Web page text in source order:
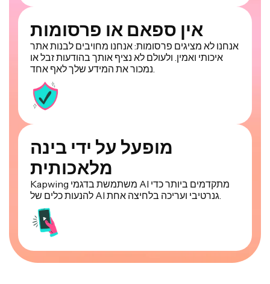
אין ספאם או פרסומות
אנחנו לא מציגים פרסומות: אנחנו מחויבים לבנות אתר
איכותי ואמין. ולעולם לא נציף אותך בהודעות זבל או
נמכור את המידע שלך לאף אחד.
מופעל על ידי בינה
מלאכותית
Kapwing משתמשת בדגמי AI מתקדמים ביותר כדי
להנעות כלים של AI גנרטיבי ועריכה בלחיצה אחת.